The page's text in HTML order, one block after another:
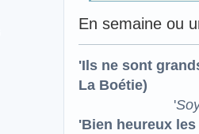
En semaine ou
'Ils ne sont
La Boétie)
'
'Bien heureux